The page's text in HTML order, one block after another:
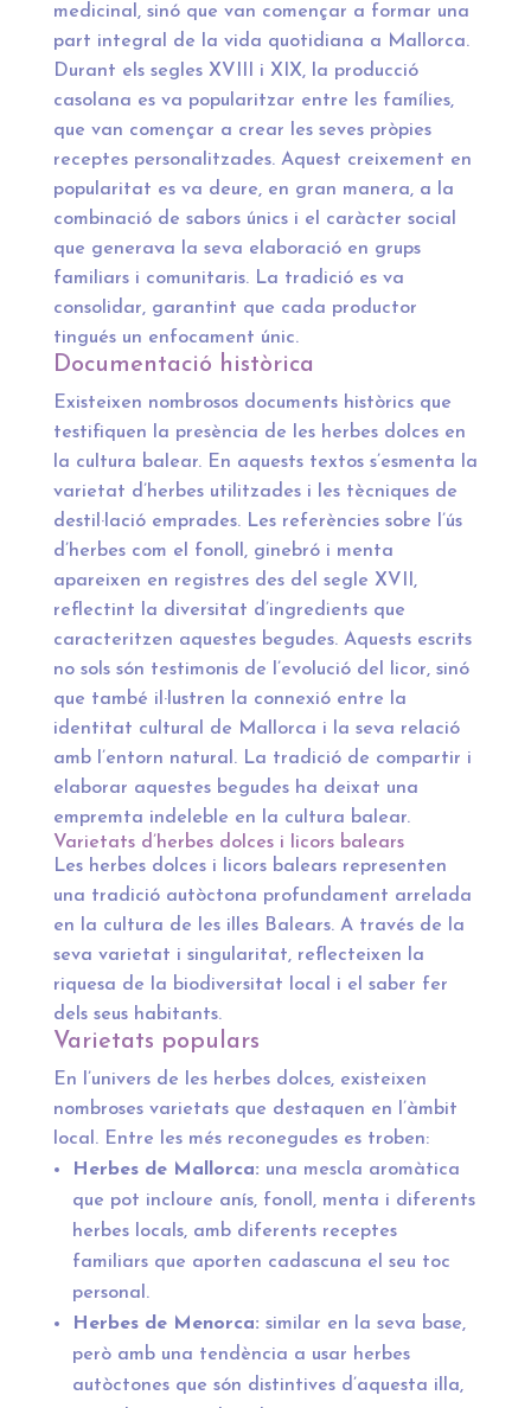
medicinal, sinó que van començar a formar una
part integral de la vida quotidiana a Mallorca.
Durant els segles XVIII i XIX, la producció
casolana es va popularitzar entre les famílies,
que van començar a crear les seves pròpies
receptes personalitzades. Aquest creixement en
popularitat es va deure, en gran manera, a la
combinació de sabors únics i el caràcter social
que generava la seva elaboració en grups
familiars i comunitaris. La tradició es va
consolidar, garantint que cada productor
tingués un enfocament únic.
Documentació històrica
Existeixen nombrosos documents històrics que
testifiquen la presència de les herbes dolces en
la cultura balear. En aquests textos s’esmenta la
varietat d’herbes utilitzades i les tècniques de
destil·lació emprades. Les referències sobre l’ús
d’herbes com el fonoll, ginebró i menta
apareixen en registres des del segle XVII,
reflectint la diversitat d’ingredients que
caracteritzen aquestes begudes. Aquests escrits
no sols són testimonis de l’evolució del licor, sinó
que també il·lustren la connexió entre la
identitat cultural de Mallorca i la seva relació
amb l’entorn natural. La tradició de compartir i
elaborar aquestes begudes ha deixat una
empremta indeleble en la cultura balear.
Varietats d’herbes dolces i licors balears
Les herbes dolces i licors balears representen
una tradició autòctona profundament arrelada
en la cultura de les illes Balears. A través de la
seva varietat i singularitat, reflecteixen la
riquesa de la biodiversitat local i el saber fer
dels seus habitants.
Varietats populars
En l’univers de les herbes dolces, existeixen
nombroses varietats que destaquen en l’àmbit
local. Entre les més reconegudes es troben:
Herbes de Mallorca: una mescla aromàtica
que pot incloure anís, fonoll, menta i diferents
herbes locals, amb diferents receptes
familiars que aporten cadascuna el seu toc
personal.
Herbes de Menorca: similar en la seva base,
però amb una tendència a usar herbes
autòctones que són distintives d’aquesta illa,